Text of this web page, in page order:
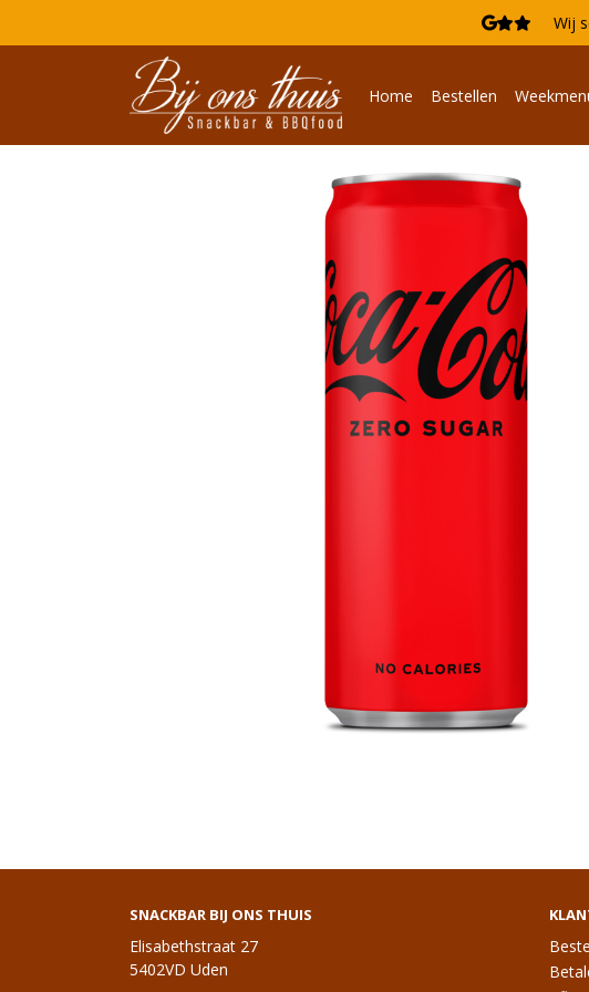
 Wij
Home Bestellen
SNACKBAR BIJ ONS THUIS
Elisabethstraat 27
5402VD Uden